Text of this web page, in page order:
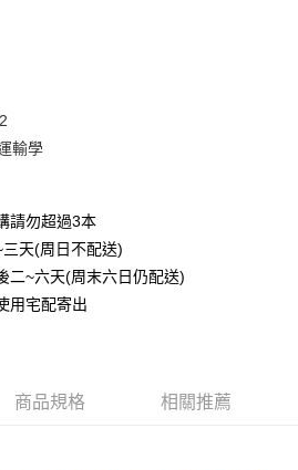
輸學
請勿超過3本
天(周日不配送)
~六天(周末六日仍配送)
用宅配寄出
商品規格 相關推薦